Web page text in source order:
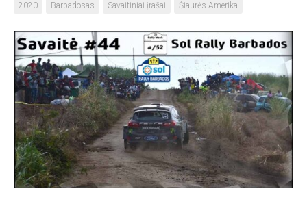
2020 Barbadosas Savaitiniai įrašai Šiaurės Amerika